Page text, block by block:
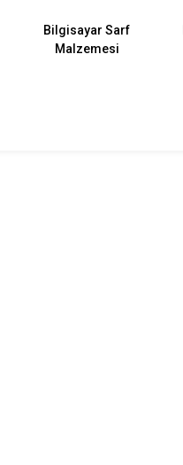
Bilgisayar Sarf
Malzemesi